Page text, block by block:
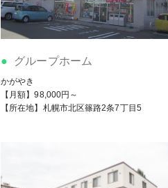
グループホーム
かがやき
【月額】98,000円～
【所在地】札幌市北区篠路2条7丁目5